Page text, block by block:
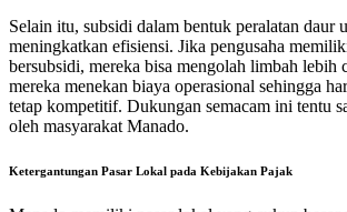
Selain itu, subsidi dalam bentuk peralatan daur
meningkatkan efisiensi. Jika pengusaha
bersubsidi, mereka bisa mengolah limbah lebih
mereka menekan biaya operasional sehingga
tetap kompetitif. Dukungan semacam ini tentu
oleh masyarakat Manado.
Ketergantungan Pasar Lokal pada Kebijakan Pajak